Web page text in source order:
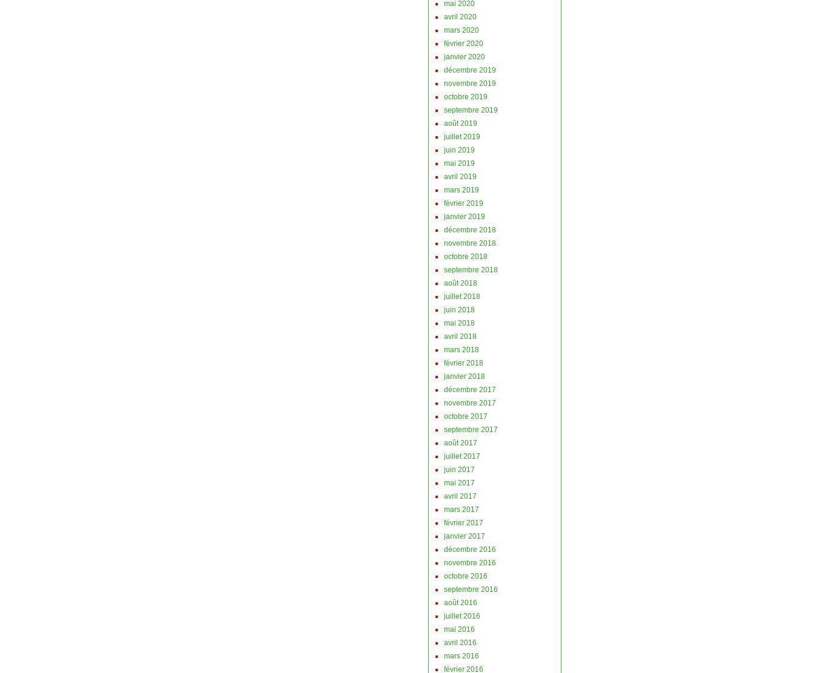
mai 2020
avril 2020
mars 2020
février 2020
janvier 2020
décembre 2019
novembre 2019
octobre 2019
septembre 2019
août 2019
juillet 2019
juin 2019
mai 2019
avril 2019
mars 2019
février 2019
janvier 2019
décembre 2018
novembre 2018
octobre 2018
septembre 2018
août 2018
juillet 2018
juin 2018
mai 2018
avril 2018
mars 2018
février 2018
janvier 2018
décembre 2017
novembre 2017
octobre 2017
septembre 2017
août 2017
juillet 2017
juin 2017
mai 2017
avril 2017
mars 2017
février 2017
janvier 2017
décembre 2016
novembre 2016
octobre 2016
septembre 2016
août 2016
juillet 2016
mai 2016
avril 2016
mars 2016
février 2016